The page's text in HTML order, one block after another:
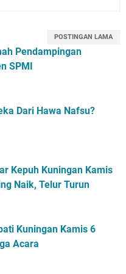
POSTINGAN LAMA
Pendampingan
SPMI
Dari Hawa Nafsu?
Kepuh Kuningan Kamis
Naik, Telur Turun
Kuningan Kamis 6
Acara